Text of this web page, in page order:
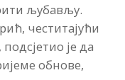
љубављу.
честитајући
је да
обнове,